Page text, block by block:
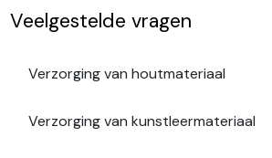
Veelgestelde vragen
Verzorging van houtmateriaal
Verzorging van kunstleermateriaal